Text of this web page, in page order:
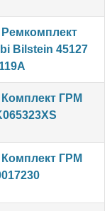
Ремкомплект
Bilstein 45127
Комплект ГРМ
Комплект ГРМ